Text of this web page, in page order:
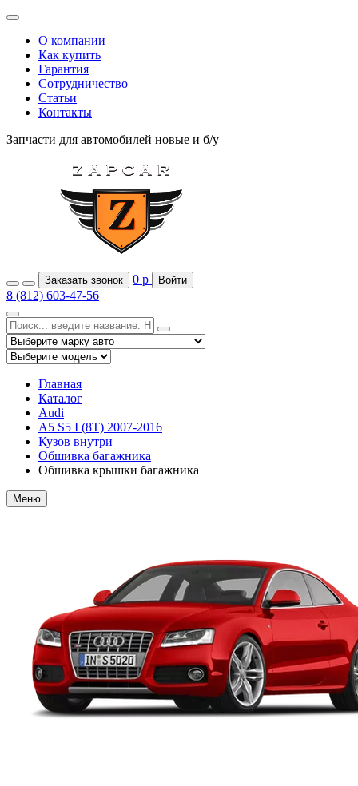
О компании
Как купить
Гарантия
Сотрудничество
Статьи
Контакты
Запчасти для автомобилей новые и б/у
Заказать звонок 0 р Войти
8 (812) 603-47-56
Главная
Каталог
Audi
A5 S5 I (8T) 2007-2016
Кузов внутри
Обшивка багажника
Обшивка крышки багажника
Меню